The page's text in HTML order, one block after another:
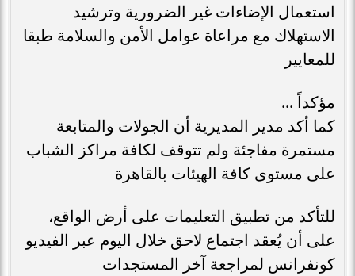
استعمال الإضاءات غير الضرورية وترشيد
الاستهلاك مع مراعاة عوامل الأمن والسلامة طبقا
للمعايير
مؤكداً ...
كما أكد مدير المديرية أن الجولات والمتابعة
مستمرة مفاجئة ولم تتوقف لكافة مراكز الشباب
على مستوى كافة الهيئات بالقاهرة
للتأكد من تطبيق التعليمات على أرض الواقع،
على أن يُعقد اجتماع لاحق خلال اليوم عبر الفيديو
كونفرانس لمراجعة آخر المستجدات